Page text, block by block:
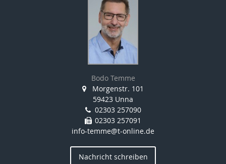
Bodo Temme
Morgenstr. 101
59423 Unna
02303 257090
02303 257091
info-temme@t-online.de
Nachricht schreiben